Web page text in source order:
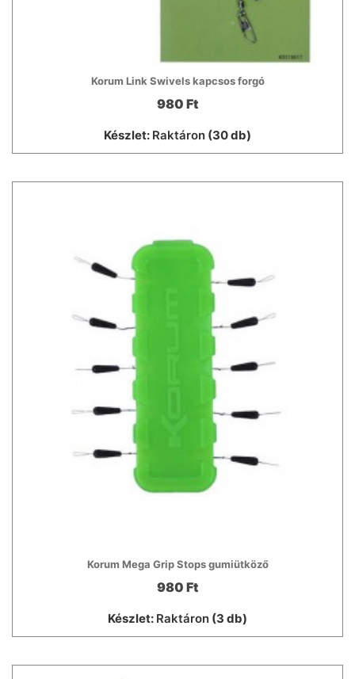
Korum Link Swivels kapcsos forgó
980 Ft
Készlet: Raktáron (30 db)
Korum Mega Grip Stops gumiütköző
980 Ft
Készlet: Raktáron (3 db)